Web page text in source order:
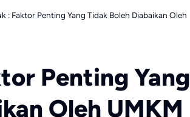
: Faktor Penting Yang Tidak Boleh Diabaikan Oleh
Penting Yang
Oleh UMKM